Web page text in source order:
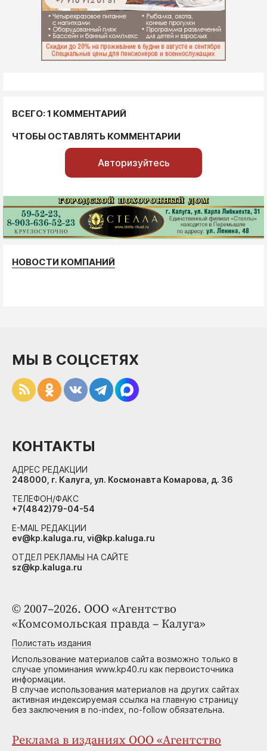
ВСЕГО: 1 КОММЕНТАРИЙ
ЧТОБЫ ОСТАВЛЯТЬ КОММЕНТАРИИ
Авторизуйтесь
НОВОСТИ КОМПАНИЙ
© 2007–2026. ООО «Агентство
«Комсомольская правда – Калуга»
Полистать издания
Использование материалов сайта возможно только в
случае упоминания www.kp40.ru как первоисточника
информации.
В случае использования материалов на других сайтах
активная индексируемая ссылка на главную страницу
без заключения в no-index, no-follow обязательна.
Реклама в изданиях ООО «Агентство
МЫ В СОЦСЕТЯХ
КОНТАКТЫ
АДРЕС РЕДАКЦИИ
248000, г. Калуга, ул. Космонавта Комарова, д. 36
ТЕЛЕФОН/ФАКС
+7(4842)79-04-54
E-MAIL РЕДАКЦИИ
ev@kp.kaluga.ru, vi@kp.kaluga.ru
ОТДЕЛ РЕКЛАМЫ НА САЙТЕ
sz@kp.kaluga.ru